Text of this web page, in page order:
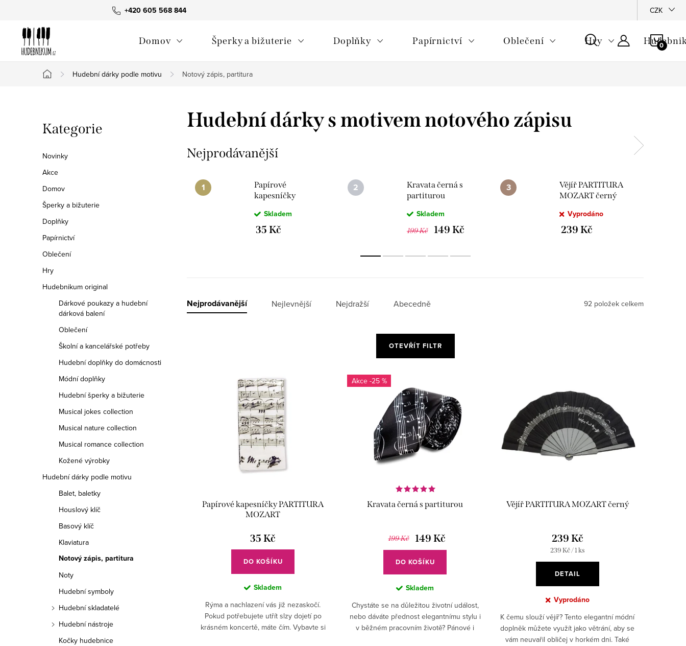
+420 605 568 844 CZK
Domov Šperky a bižuterie Doplňky Papírnictví Oblečení Hry
Domů
Hudební dárky podle motivu Notový zápis, partitura
o
s
t
r
a
n
n
í
p
Přeskočit
kategorie
Kategorie
Novinky
Akce
Domov
Šperky a bižuterie
Doplňky
Papírnictví
Oblečení
Hry
Hudebnikum original
Dárkové poukazy a hudební
dárková balení
Oblečení
Školní a kancelářské potřeby
Hudební doplňky do domácnosti
Módní doplňky
Hudební šperky a bižuterie
Musical jokes collection
Musical nature collection
Musical romance collection
Kožené výrobky
Hudební dárky podle motivu
Balet, baletky
Houslový klíč
Basový klíč
Klaviatura
Notový zápis, partitura
Noty
Hudební symboly
Hudební skladatelé
Hudební nástroje
Kočky hudebnice
Hudební dárky s motivem notového zápisu
Nejprodávanější
Papírové
kapesníčky
MOZART
Skladem
35 Kč
Kravata černá s
partiturou
Skladem
199 Kč 149 Kč
Vějíř PARTITURA
MOZART černý
Vyprodáno
239 Kč
Ř
Nejprodávanější Nejlevnější Nejdražší Abecedně 92 položek celkem
OTEVŘÍT FILTR
Papírové kapesníčky PARTITURA
MOZART
35 Kč
DO KOŠÍKU
Skladem
Rýma a nachlazení vás již nezaskočí.
Pokud potřebujete utřít slzy dojetí po
krásném koncertě, máte čím. Vybavte si
-25 %
Kravata černá s partiturou
199 Kč 149 Kč
DO KOŠÍKU
Skladem
Chystáte se na důležitou životní událost,
nebo dáváte přednost elegantnímu stylu i
v běžném pracovním životě? Pánové i
Vějíř PARTITURA MOZART černý
239 Kč
Měrná
239 Kč / 1 ks
DETAIL
Vyprodáno
K čemu slouží vějíř? Tento elegantní módní
doplněk můžete využít jako větrání, aby se
vám neuvařil obličej v horkém dni. Také